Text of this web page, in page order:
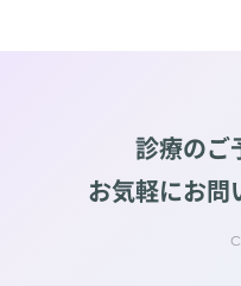
診療のご
お気軽にお問